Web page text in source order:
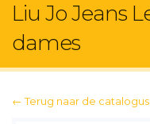
Liu Jo Jeans
dames
← Terug naar de catalogus